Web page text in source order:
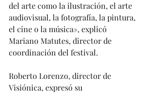
del arte como la ilustración, el arte
audiovisual, la fotografía, la pintura,
el cine o la música», explicó
Mariano Matutes, director de
coordinación del festival.
Roberto Lorenzo, director de
Visiónica, expresó su